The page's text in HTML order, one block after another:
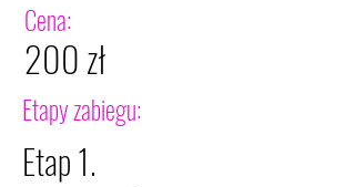
Cena:
200 zł
Etapy zabiegu:
Etap 1.